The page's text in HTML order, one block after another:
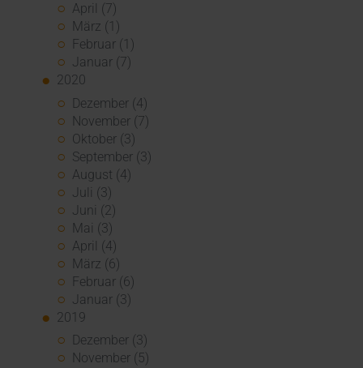
April (7)
März (1)
Februar (1)
Januar (7)
2020
Dezember (4)
November (7)
Oktober (3)
September (3)
August (4)
Juli (3)
Juni (2)
Mai (3)
April (4)
März (6)
Februar (6)
Januar (3)
2019
Dezember (3)
November (5)